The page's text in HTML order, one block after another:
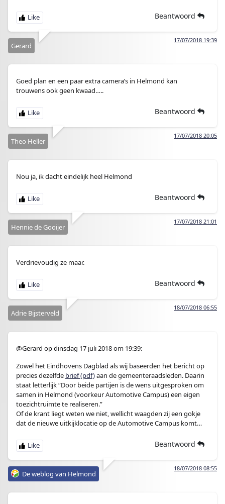
Beantwoord
17/07/2018 19:39
Gerard
Goed plan en een paar extra camera’s in Helmond kan
trouwens ook geen kwaad…..
Beantwoord
17/07/2018 20:05
Theo Heller
Nou ja, ik dacht eindelijk heel Helmond
Beantwoord
17/07/2018 21:01
Hennie de Gooijer
Verdrievoudig ze maar.
Beantwoord
18/07/2018 06:55
Adrie Bijsterveld
@Gerard op dinsdag 17 juli 2018 om 19:39:
Zowel het Eindhovens Dagblad als wij baseerden het bericht op
precies dezelfde brief (pdf)aan de gemeenteraadsleden. Daarin
staat letterlijk “Door beide partijen is de wens uitgesproken om
samen in Helmond (voorkeur Automotive Campus) een eigen
toezichtruimte te realiseren.”
Of de krant liegt weten we niet, wellicht waagden zij een gokje
dat de nieuwe uitkijklocatie op de Automotive Campus komt…
Beantwoord
18/07/2018 08:55
De weblog van Helmond